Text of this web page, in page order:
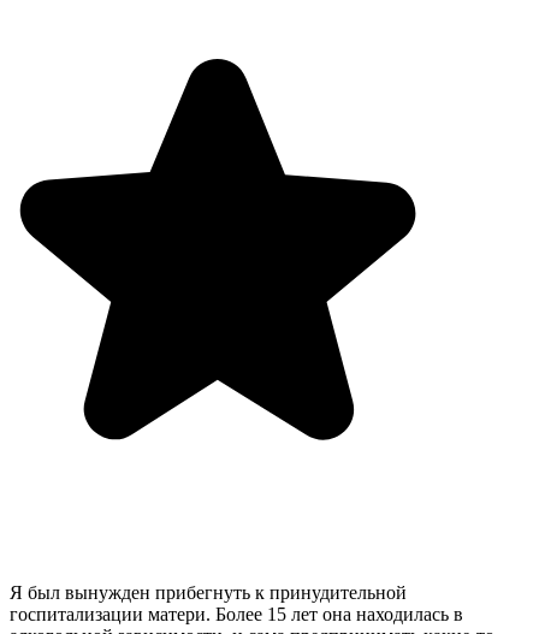
Я был вынужден прибегнуть к принудительной
госпитализации матери. Более 15 лет она находилась в